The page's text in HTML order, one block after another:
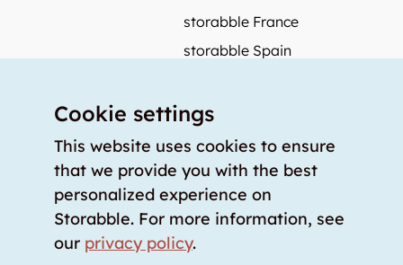
storabble France
storabble Spain
Press coverage
How to calculate the size of a storage room?
How much does a storage room cost?
For storage providers
Cookie settings
This website uses cookies to ensure
that we provide you with the best
personalized experience on
Storabble. For more information, see
our privacy policy.